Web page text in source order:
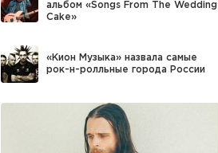
альбом «Songs From The Wedding
Cake»
«Кион Музыка» назвала самые
рок-н-ролльные города России